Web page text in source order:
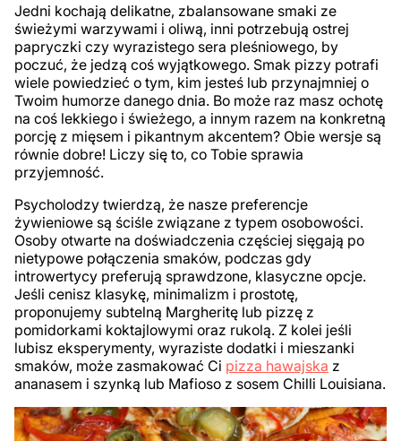
Jedni kochają delikatne, zbalansowane smaki ze
świeżymi warzywami i oliwą, inni potrzebują ostrej
papryczki czy wyrazistego sera pleśniowego, by
poczuć, że jedzą coś wyjątkowego. Smak pizzy potrafi
wiele powiedzieć o tym, kim jesteś lub przynajmniej o
Twoim humorze danego dnia. Bo może raz masz ochotę
na coś lekkiego i świeżego, a innym razem na konkretną
porcję z mięsem i pikantnym akcentem? Obie wersje są
równie dobre! Liczy się to, co Tobie sprawia
przyjemność.
Psycholodzy twierdzą, że nasze preferencje
żywieniowe są ściśle związane z typem osobowości.
Osoby otwarte na doświadczenia częściej sięgają po
nietypowe połączenia smaków, podczas gdy
introwertycy preferują sprawdzone, klasyczne opcje.
Jeśli cenisz klasykę, minimalizm i prostotę,
proponujemy subtelną Margheritę lub pizzę z
pomidorkami koktajlowymi oraz rukolą. Z kolei jeśli
lubisz eksperymenty, wyraziste dodatki i mieszanki
smaków, może zasmakować Ci pizza hawajska z
ananasem i szynką lub Mafioso z sosem Chilli Louisiana.